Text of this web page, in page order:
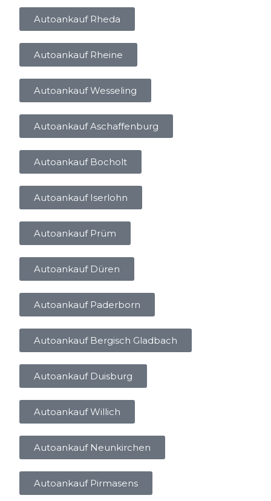
Autoankauf Rheda
Autoankauf Rheine
Autoankauf Wesseling
Autoankauf Aschaffenburg
Autoankauf Bocholt
Autoankauf Iserlohn
Autoankauf Prüm
Autoankauf Düren
Autoankauf Paderborn
Autoankauf Bergisch Gladbach
Autoankauf Duisburg
Autoankauf Willich
Autoankauf Neunkirchen
Autoankauf Pirmasens